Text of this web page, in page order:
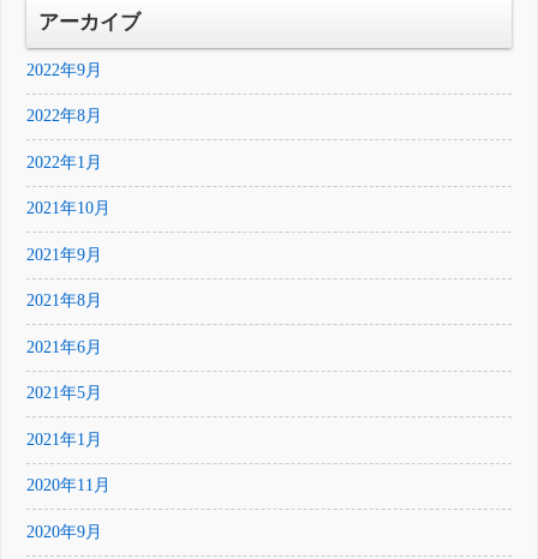
アーカイブ
2022年9月
2022年8月
2022年1月
2021年10月
2021年9月
2021年8月
2021年6月
2021年5月
2021年1月
2020年11月
2020年9月